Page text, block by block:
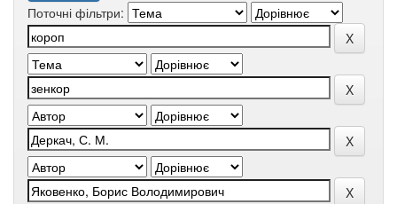
Поточні фільтри: